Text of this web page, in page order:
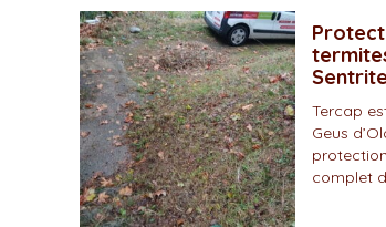
Tercap
Geus
complet